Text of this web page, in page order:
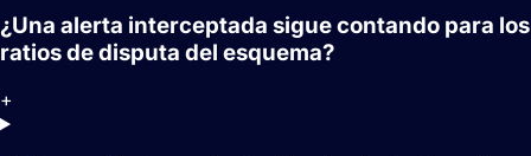
¿Una alerta interceptada sigue contando para los
ratios de disputa del esquema?
+